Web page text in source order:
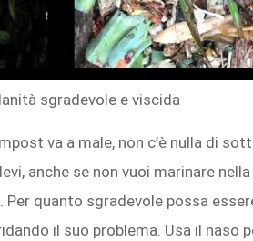
sgradevole e viscida
va a male, non c’è nulla di
anche se non vuoi marinare nella
quanto sgradevole possa
il suo problema. Usa il naso